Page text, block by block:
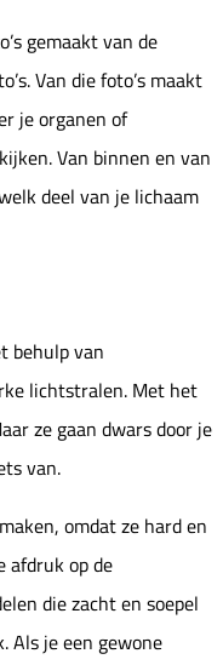
gemaakt van de
Van die foto’s maakt
je organen of
Van binnen en van
deel van je lichaam
behulp van
lichtstralen. Met het
ze gaan dwars door je
van.
omdat ze hard en
afdruk op de
die zacht en soepel
Als je een gewone